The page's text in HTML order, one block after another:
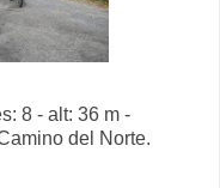
8 - alt: 36 m -
del Norte.